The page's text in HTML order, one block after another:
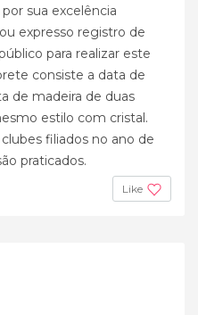
sua excelência
expresso registro de
para realizar este
consiste a data de
de madeira de duas
estilo com cristal.
filiados no ano de
praticados.
Like